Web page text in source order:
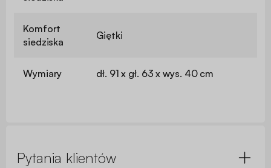
Komfort
siedziska
Giętki
Wymiary dł. 91 x gł. 63 x wys. 40 cm
Pytania klientów